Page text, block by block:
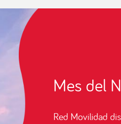
Plan
Liga de Primera: